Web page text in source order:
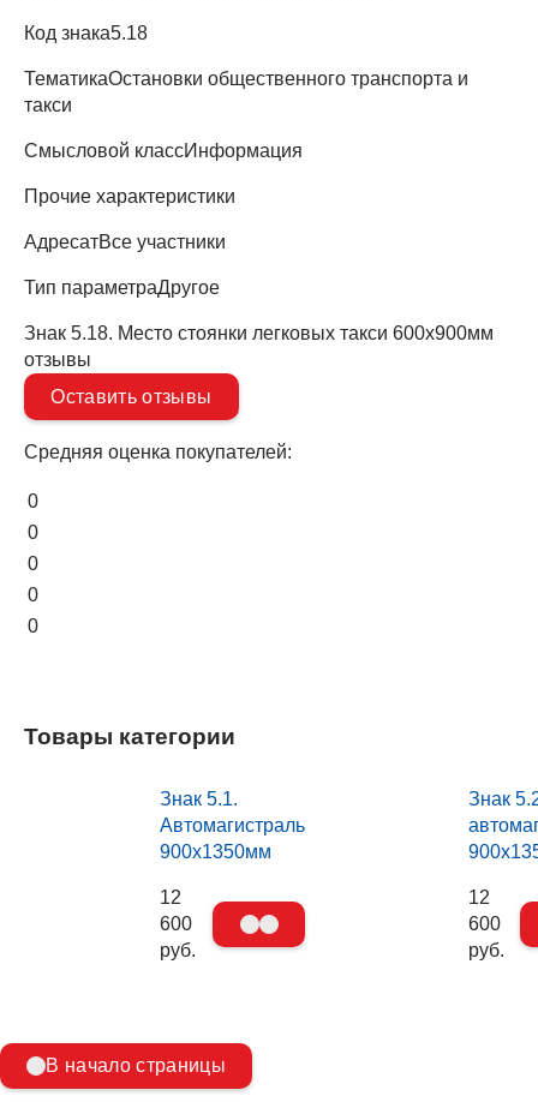
Код знака5.18
ТематикаОстановки общественного транспорта и
такси
Смысловой классИнформация
Прочие характеристики
АдресатВсе участники
Тип параметраДругое
Знак 5.18. Место стоянки легковых такси 600х900мм
отзывы
Оставить отзывы
Средняя оценка покупателей:
0
0
0
0
0
Товары категории
Знак 5.1.
Автомагистраль
900х1350мм
12
600
руб.
Знак
12
600
руб.
В начало страницы